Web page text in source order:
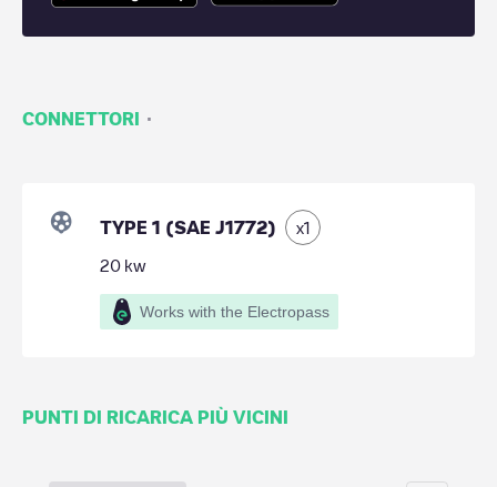
CONNETTORI ·
TYPE 1 (SAE J1772) x1
20 kw
Works with the Electropass
PUNTI DI RICARICA PIÙ VICINI